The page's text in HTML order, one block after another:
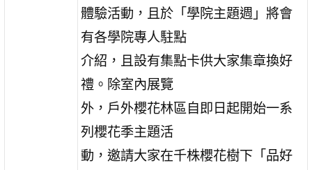
體驗活動，且於「學院主題週」將會
有各學院專人駐點
介紹，且設有集點卡供大家集章換好
禮。除室內展覽
外，戶外櫻花林區自即日起開始一系
列櫻花季主題活
動，邀請大家在千株櫻花樹下「品好